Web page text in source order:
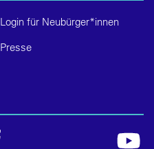
Login für Neubürger*innen
Presse